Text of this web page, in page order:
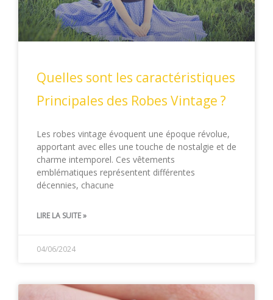
Quelles sont les caractéristiques
Principales des Robes Vintage ?
Les robes vintage évoquent une époque révolue,
apportant avec elles une touche de nostalgie et de
charme intemporel. Ces vêtements
emblématiques représentent différentes
décennies, chacune
LIRE LA SUITE »
04/06/2024